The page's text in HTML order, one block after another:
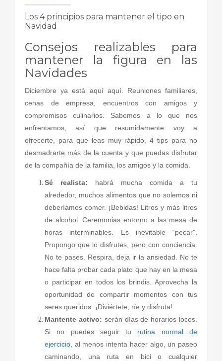
Los 4 principios para mantener el tipo en
Navidad
Consejos realizables para
mantener la figura en las
Navidades
Diciembre ya está aquí aquí. Reuniones familiares,
cenas de empresa, encuentros con amigos y
compromisos culinarios. Sabemos a lo que nos
enfrentamos, así que resumidamente voy a
ofrecerte, para que leas muy rápido, 4 tips para no
desmadrarte más de la cuenta y que puedas disfrutar
de la compañía de la familia, los amigos y la comida.
Sé realista: habrá mucha comida a tu
alrededor, muchos alimentos que no solemos ni
deberíamos comer. ¡Bebidas! Litros y más litros
de alcohol. Ceremonias entorno a las mesa de
horas interminables. Es inevitable “pecar”.
Propongo que lo disfrutes, pero con conciencia.
No te pases. Respira, deja ir la ansiedad. No te
hace falta probar cada plato que hay en la mesa
o participar en todos los brindis. Aprovecha la
oportunidad de compartir momentos con tus
seres queridos. ¡Diviértete, ríe y disfruta!
Mantente activo: serán días de horarios locos.
Si no puedes seguir tu rutina normal de
ejercicio , al menos intenta hacer algo, un paseo
caminando, una ruta en bici o cualquier